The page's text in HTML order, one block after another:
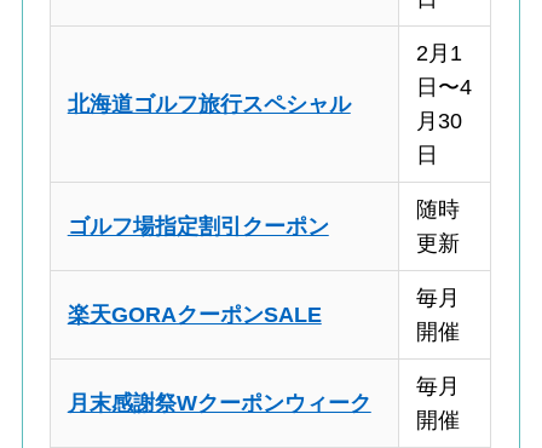
北海道ゴルフ旅行スペシャル
2月1
日〜4
月30
日
ゴルフ場指定割引クーポン
随時
更新
楽天GORAクーポンSALE
毎月
開催
月末感謝祭Wクーポンウィーク
毎月
開催